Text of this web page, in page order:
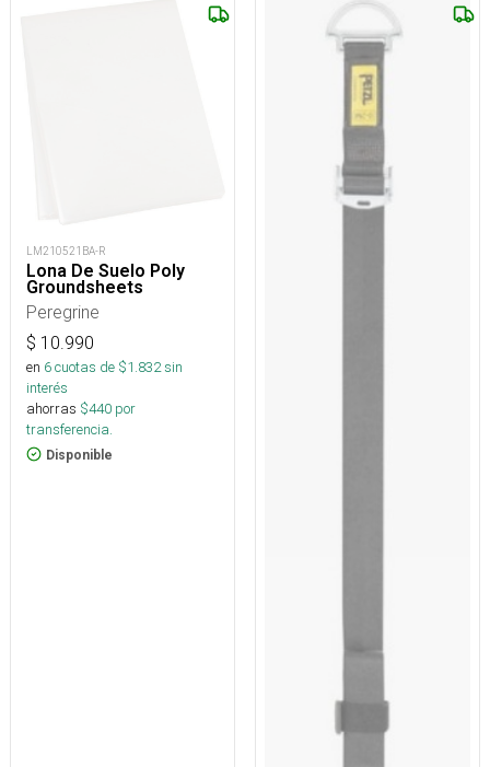
LM210521BA-R
Lona De Suelo Poly
Groundsheets
Peregrine
$ 10.990
en 6cuotas de $1.832sin
interés
ahorras $440 por
transferencia.
Disponible